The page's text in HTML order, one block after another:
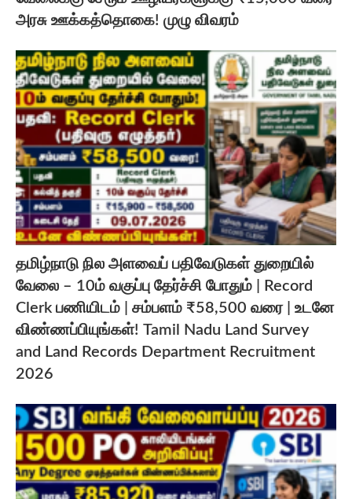
அரசு ஊக்கத்தொகை! முழு விவரம்
தமிழ்நாடு நில அளவைப் பதிவேடுகள் துறையில்
வேலை – 10ம் வகுப்பு தேர்ச்சி போதும் | Record
Clerk பணியிடம் | சம்பளம் ₹58,500 வரை | உடனே
விண்ணப்பியுங்கள்! Tamil Nadu Land Survey
and Land Records Department Recruitment
2026